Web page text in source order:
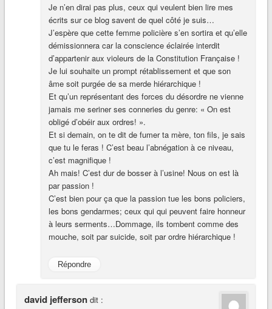
Je n’en dirai pas plus, ceux qui veulent bien lire mes
écrits sur ce blog savent de quel côté je suis…
J’espère que cette femme policière s’en sortira et qu’elle
démissionnera car la conscience éclairée interdit
d’appartenir aux violeurs de la Constitution Française !
Je lui souhaite un prompt rétablissement et que son
âme soit purgée de sa merde hiérarchique !
Et qu’un représentant des forces du désordre ne vienne
jamais me seriner ses conneries du genre: « On est
obligé d’obéir aux ordres! ».
Et si demain, on te dit de fumer ta mère, ton fils, je sais
que tu le feras ! C’est beau l’abnégation à ce niveau,
c’est magnifique !
Ah mais! C’est dur de bosser à l’usine! Nous on est là
par passion !
C’est bien pour ça que la passion tue les bons policiers,
les bons gendarmes; ceux qui qui peuvent faire honneur
à leurs serments…Dommage, ils tombent comme des
mouche, soit par suicide, soit par ordre hiérarchique !
Répondre
david jefferson dit :